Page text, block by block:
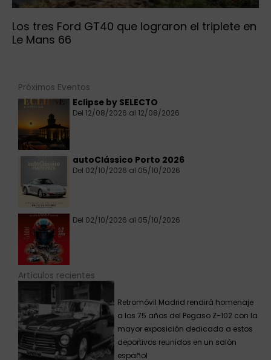
Los tres Ford GT40 que lograron el triplete en
Le Mans 66
Próximos Eventos
Eclipse by SELECTO
Del 12/08/2026 al 12/08/2026
autoClássico Porto 2026
Del 02/10/2026 al 05/10/2026
Del 02/10/2026 al 05/10/2026
Artículos recientes
Retromóvil Madrid rendirá homenaje
a los 75 años del Pegaso Z-102 con la
mayor exposición dedicada a estos
deportivos reunidos en un salón
español